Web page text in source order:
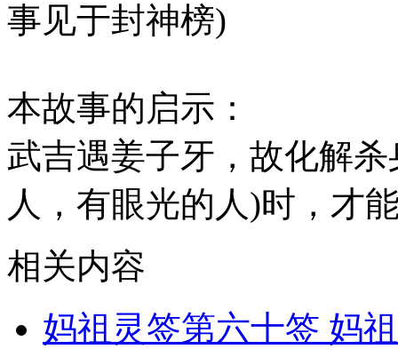
事见于封神榜)
本故事的启示：
武吉遇姜子牙，故化解
人，有眼光的人)时，才
相关内容
妈祖灵签第六十签 妈